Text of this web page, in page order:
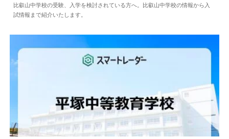
中学情報 2024.04.02
比叡山中学校の受験、入学を検討されている方へ。比叡山中学校の情報から入
試情報まで紹介いたします。